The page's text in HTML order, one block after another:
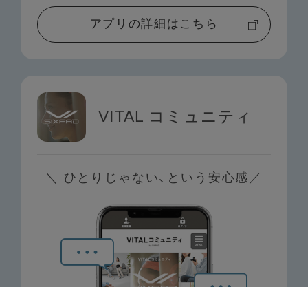
アプリの詳細はこちら
VITAL コミュニティ
＼ ひとりじゃない、という安心感／